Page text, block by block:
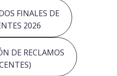
FINALES DE
2026
DE RECLAMOS